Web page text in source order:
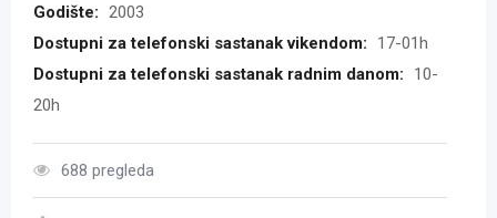
Godište: 2003
Dostupni za telefonski sastanak vikendom:
17-01h
Dostupni za telefonski sastanak radnim danom:
10-
20h
688 pregleda